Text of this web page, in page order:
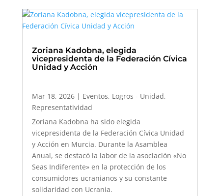
Zoriana Kadobna, elegida
vicepresidenta de la Federación Cívica
Unidad y Acción
Mar 18, 2026| Eventos, Logros - Unidad,
Representatividad
Zoriana Kadobna ha sido elegida
vicepresidenta de la Federación Cívica Unidad
y Acción en Murcia. Durante la Asamblea
Anual, se destacó la labor de la asociación «No
Seas Indiferente» en la protección de los
consumidores ucranianos y su constante
solidaridad con Ucrania.